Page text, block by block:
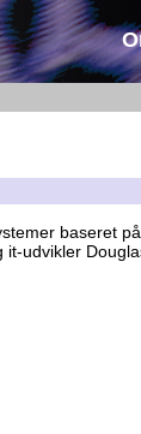
baseret på
udvikler